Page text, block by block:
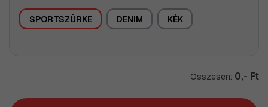
SPORTSZÜRKE DENIM KÉK
Összesen: 0,- Ft